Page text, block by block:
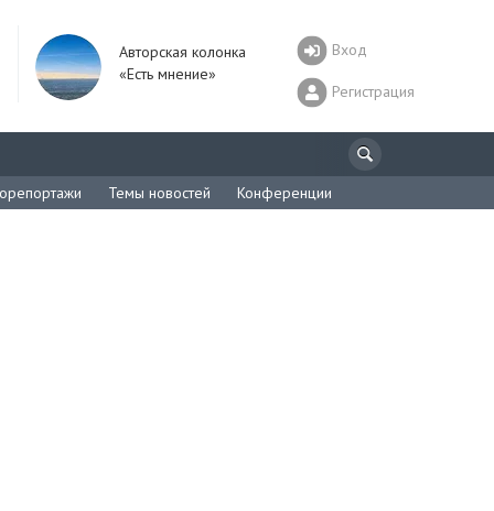
Авторская колонка
«Есть мнение»
Вход
Регистрация
Темы новостей Конференции